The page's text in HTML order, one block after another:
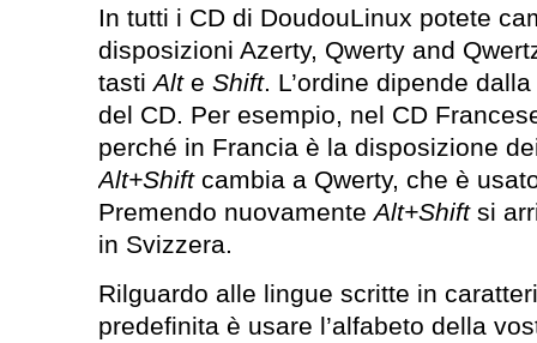
In tutti i CD di DoudouLinux potete
disposizioni Azerty, Qwerty and
tastiAlte Shift. L’ordine dipende
del CD. Per esempio, nel CD
perché in Francia è la disposizione
Alt+Shiftcambia a Qwerty, che è
Premendo nuovamenteAlt+Shiftsi
in Svizzera.
Rilguardo alle lingue scritte in
predefinita è usare l’alfabeto della